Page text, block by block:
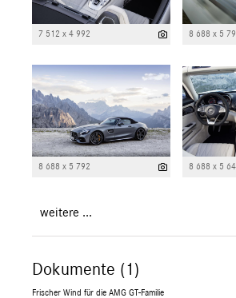
7 512 x 4 992 8 688 x 5
8 688 x 5 792 8 688 x 5
weitere ...
Dokumente (1)
Frischer Wind für die AMG GT-Familie